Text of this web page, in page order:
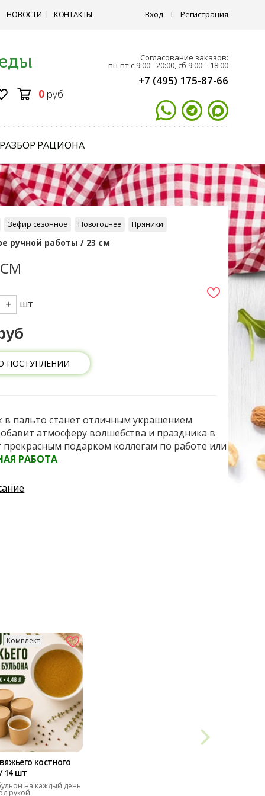
НОВОСТИ КОНТАКТЫ Вход I Регистрация
0 руб
Согласование заказов:
пн-пт с 9:00 - 20:00, сб 9:00 – 18:00
+7 (495) 175-87-66
РАЗБОР РАЦИОНА
Зефир сезонное Новогоднее Пряники
ручной работы / 23 см
шт
ПОСТУПЛЕНИИ
в пальто станет отличным украшением
атмосферу волшебства и праздника в
прекрасным подарком коллегам по работе или
РАБОТА
Комплект
костного
14 шт
на каждый день
рукой.